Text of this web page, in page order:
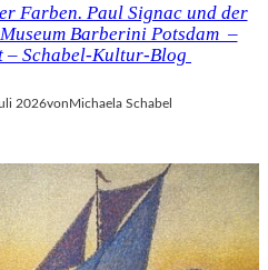
Farben. Paul Signac und der
Barberini Potsdam –
– Schabel-Kultur-Blog
2026vonMichaela Schabel